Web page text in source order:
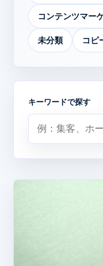
コンテンツマー
未分類 コピ
キーワードで探す